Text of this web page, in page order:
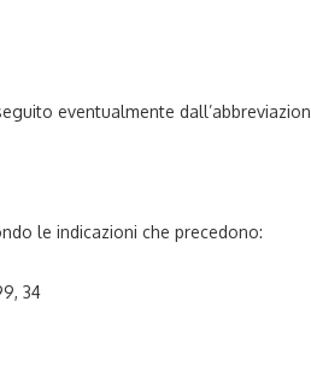
eventualmente
le indicazioni che precedono:
34